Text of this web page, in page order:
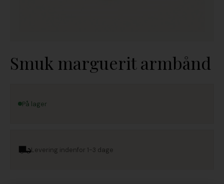
Smuk marguerit armbånd
På lager
Levering indenfor 1-3 dage